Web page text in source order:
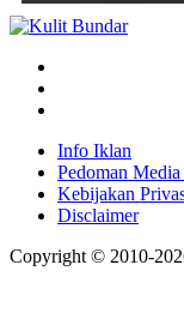
Info Iklan
Pedoman
Kebijakan
Disclaimer
Copyright © 2010-